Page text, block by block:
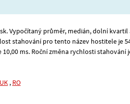
Vypočítaný průměr, medián, dolní
stahování pro tento název hostitele je
10,00 ms. Roční změna rychlosti stahování
UK , RO